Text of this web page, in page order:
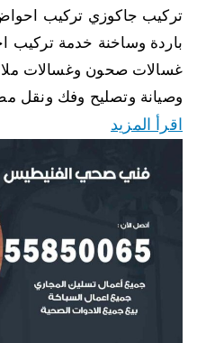
تركيب جاكوزي تركيب
باردة وساخنة خدمة
غسالات صحون وغسالات
وصيانة وتصليح وفك ونقل
اقرأ المزيد